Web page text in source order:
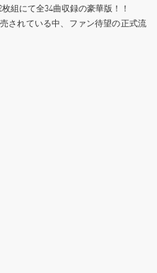
組にて全34曲収録の豪華版！！
されている中、ファン待望の正式流